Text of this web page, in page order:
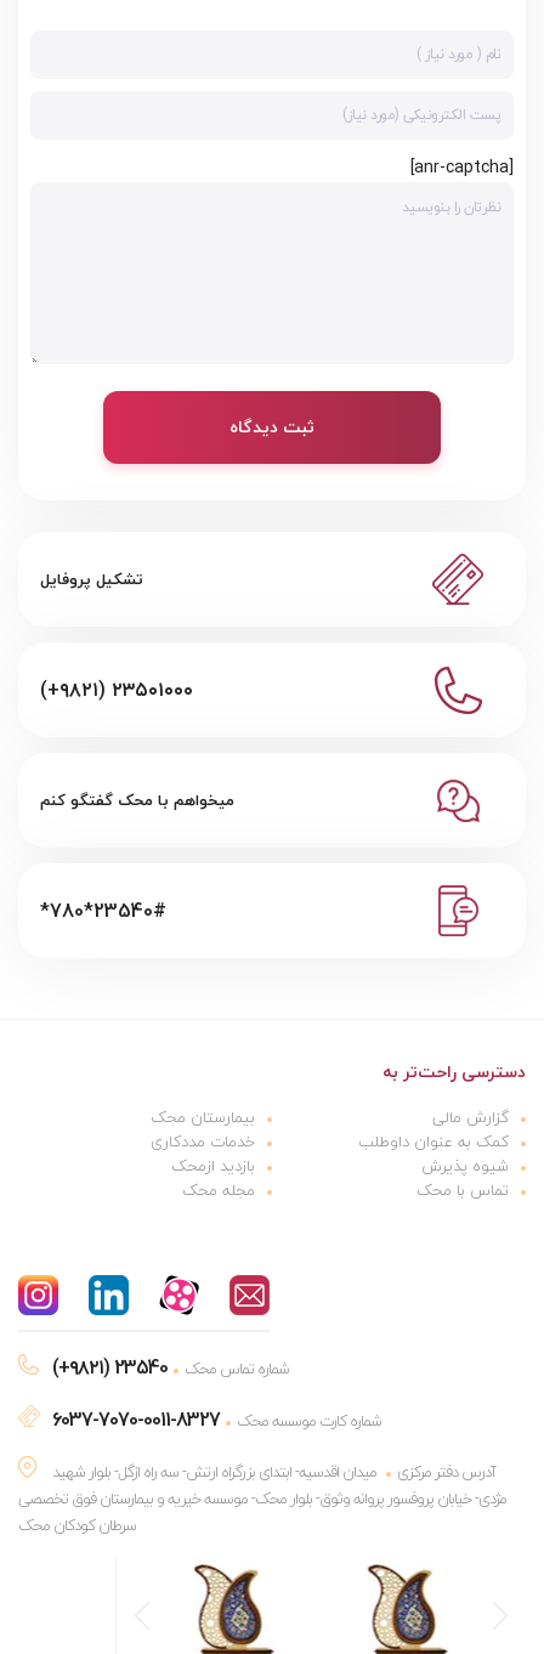
[anr-captcha]
ثبت دیدگاه
تشکیل پروفایل
(+۹۸۲۱) ۲۳۵۰۱۰۰۰
میخواهم با محک گفتگو کنم
*780*23540#
دسترسی راحت‌تر به
گزارش مالی
بیمارستان محک
کمک به عنوان داوطلب
خدمات مددکاری
شیوه پذیرش
بازدید ازمحک
تماس با محک
مجله محک
(+۹۸۲۱) 23540 شماره تماس محک
6037-7070-0011-8327
شماره کارت موسسه محک
آدرس دفتر مرکزی
میدان اقدسیه- ابتدای بزرگراه ارتش- سه راه ازگل- بلوار شهید
مژدی- خیابان پروفسور پروانه وثوق- بلوار محک- موسسه خیریه و بیمارستان فوق تخصصی
سرطان کودکان محک